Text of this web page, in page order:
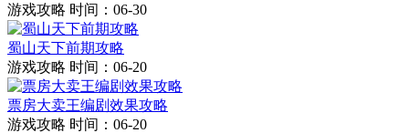
游戏攻略 时间：06-30
蜀山天下前期攻略
游戏攻略 时间：06-20
票房大卖王编剧效果攻略
游戏攻略 时间：06-20